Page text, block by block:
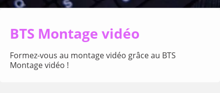
BTS Montage vidéo
Formez-vous au montage vidéo grâce au BTS
Montage vidéo !